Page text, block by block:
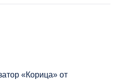
«Корица» от